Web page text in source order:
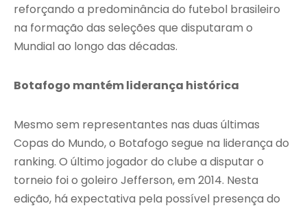
reforçando a predominância do futebol brasileiro
na formação das seleções que disputaram o
Mundial ao longo das décadas.
Botafogo mantém liderança histórica
Mesmo sem representantes nas duas últimas
Copas do Mundo, o Botafogo segue na liderança do
ranking. O último jogador do clube a disputar o
torneio foi o goleiro Jefferson, em 2014. Nesta
edição, há expectativa pela possível presença do